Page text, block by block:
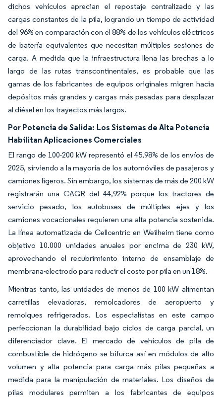
dichos vehículos aprecian el repostaje centralizado y las
cargas constantes de la pila, logrando un tiempo de actividad
del 96% en comparación con el 88% de los vehículos eléctricos
de batería equivalentes que necesitan múltiples sesiones de
carga. A medida que la infraestructura llena las brechas a lo
largo de las rutas transcontinentales, es probable que las
gamas de los fabricantes de equipos originales migren hacia
depósitos más grandes y cargas más pesadas para desplazar
al diésel en los trayectos más largos.
Por Potencia de Salida: Los Sistemas de Alta Potencia
Habilitan Aplicaciones Comerciales
El rango de 100-200 kW representó el 45,98% de los envíos de
2025, sirviendo a la mayoría de los automóviles de pasajeros y
camiones ligeros. Sin embargo, los sistemas de más de 200 kW
registrarán una CAGR del 44,92% porque los tractores de
servicio pesado, los autobuses de múltiples ejes y los
camiones vocacionales requieren una alta potencia sostenida.
La línea automatizada de Cellcentric en Weilheim tiene como
objetivo 10.000 unidades anuales por encima de 230 kW,
aprovechando el recubrimiento interno de ensamblaje de
membrana-electrodo para reducir el coste por pila en un 18%.
Mientras tanto, las unidades de menos de 100 kW alimentan
carretillas elevadoras, remolcadores de aeropuerto y
remolques refrigerados. Los especialistas en este campo
perfeccionan la durabilidad bajo ciclos de carga parcial, un
diferenciador clave. El mercado de vehículos de pila de
combustible de hidrógeno se bifurca así en módulos de alto
volumen y alta potencia para carga más pilas pequeñas a
medida para la manipulación de materiales. Los diseños de
pilas modulares permiten a los fabricantes de equipos